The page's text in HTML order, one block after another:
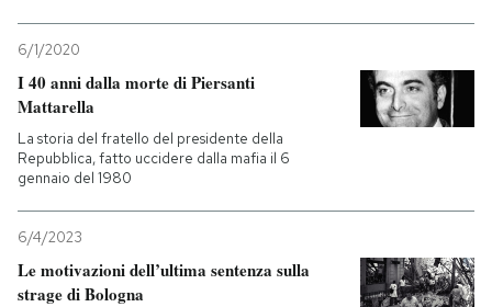
6/1/2020
I 40 anni dalla morte di Piersanti
Mattarella
La storia del fratello del presidente della
Repubblica, fatto uccidere dalla mafia il 6
gennaio del 1980
6/4/2023
Le motivazioni dell’ultima sentenza sulla
strage di Bologna